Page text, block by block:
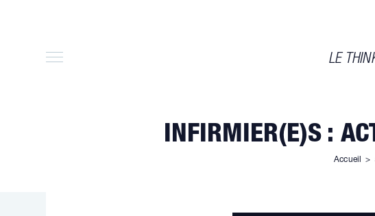
LE
INFIRMIER(E)S :
Accueil >